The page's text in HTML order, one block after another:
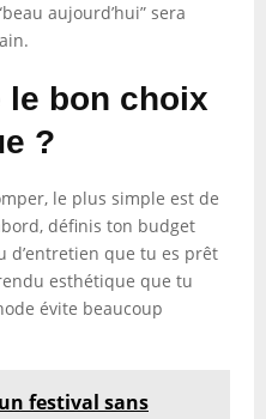
aujourd’hui” sera
le bon choix
?
le plus simple est de
définis ton budget
d’entretien que tu es prêt
esthétique que tu
évite beaucoup
festival sans